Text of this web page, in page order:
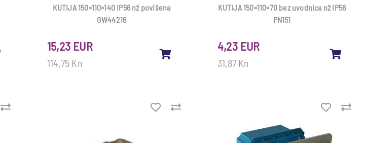
KUTIJA 150×110×140 IP56 nž povišena
GW44216
114,75 Kn
15,23 EUR
KUTIJA 150×110×70 bez uvodnica nž IP56
PN151
31,87 Kn
4,23 EUR